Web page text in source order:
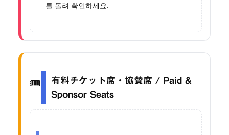
를 돌려 확인하세요.
🎟
有料チケット席・協賛席 / Paid &
Sponsor Seats